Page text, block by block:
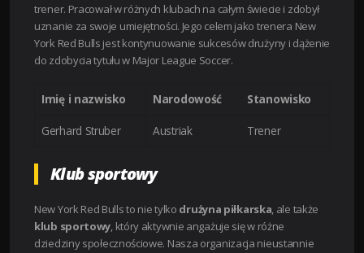
trener. Pracował w różnych klubach na całym świecie i zdobył
uznanie za swoje umiejętności. Jego celem jako trenera New
York Red Bulls jest kontynuowanie sukcesów drużyny i dążenie
do zdobycia tytułu w Major League Soccer.
Imię i nazwisko Narodowość Stanowisko
Gerhard Struber Austriak Trener
Klub sportowy
New York Red Bulls to nie tylko drużyna piłkarska, ale także
klub sportowy, który aktywnie angażuje się w różne
dziedziny społecznościowe. Nasza organizacja nieustannie